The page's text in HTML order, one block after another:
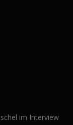
im Interview